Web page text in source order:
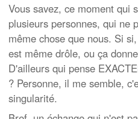
Vous savez, ce moment qui
plusieurs personnes, qui ne
même chose que nous. Si
est même drôle, ou ça
D'ailleurs qui pense
? Personne, il me semble,
singularité.